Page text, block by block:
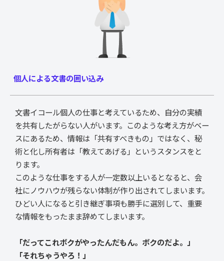
個人による文書の囲い込み
文書イコール個人の仕事と考えているため、自分の実績
を共有したがらない人がいます。このような考え方がベー
スにあるため、情報は「共有すべきもの」ではなく、秘
術と化し所有者は「教えてあげる」というスタンスをと
ります。
このような仕事をする人が一定数以上いるとなると、会
社にノウハウが残らない体制が作り出されてしまいます。
ひどい人になると引き継ぎ事項も勝手に選別して、重要
な情報をもったまま辞めてしまいます。
「だってこれボクがやったんだもん。ボクのだよ。」
「それちゃうやろ！」